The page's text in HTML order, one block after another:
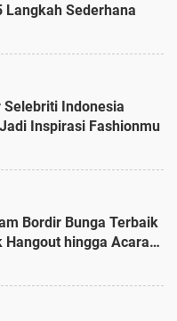
Langkah Sederhana
Indonesia
Inspirasi Fashionmu
Bordir Bunga Terbaik
Hangout hingga Acara